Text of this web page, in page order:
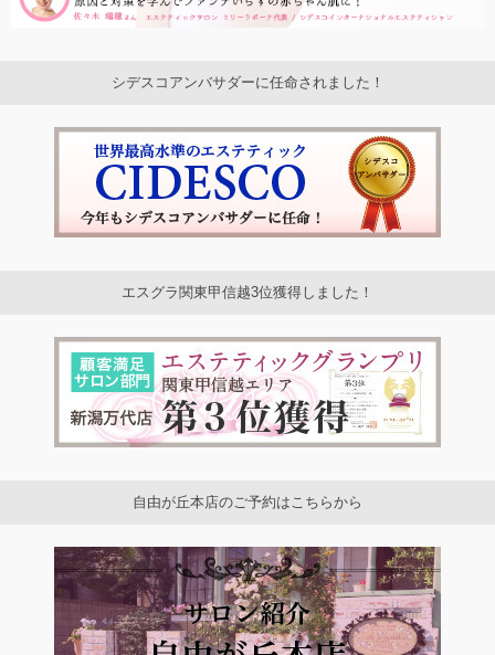
シデスコアンバサダーに任命されました！
エスグラ関東甲信越3位獲得しました！
自由が丘本店のご予約はこちらから